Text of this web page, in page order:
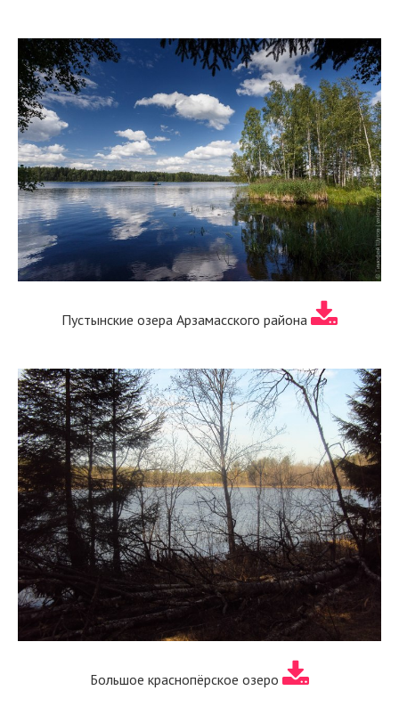
Пустынские озера Арзамасского района
Большое краснопёрское озеро